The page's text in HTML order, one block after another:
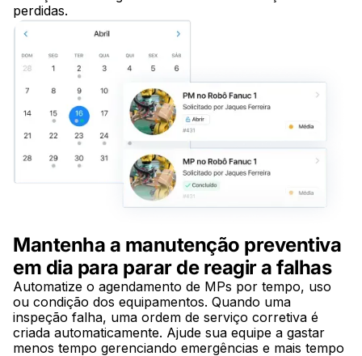
perdidas.
Mantenha a manutenção preventiva
em dia para parar de reagir a falhas
Automatize o agendamento de MPs por tempo, uso
ou condição dos equipamentos. Quando uma
inspeção falha, uma ordem de serviço corretiva é
criada automaticamente. Ajude sua equipe a gastar
menos tempo gerenciando emergências e mais tempo